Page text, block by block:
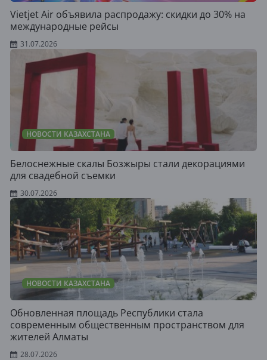
Vietjet Air объявила распродажу: скидки до 30% на
международные рейсы
31.07.2026
НОВОСТИ КАЗАХСТАНА
Белоснежные скалы Бозжыры стали декорациями
для свадебной съемки
30.07.2026
НОВОСТИ КАЗАХСТАНА
Обновленная площадь Республики стала
современным общественным пространством для
жителей Алматы
28.07.2026